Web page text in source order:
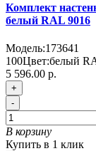
Комплект
белый RAL 9016
Модель:173641
100Цвет:белый
5 596.00 р.
+
-
В корзину
Купить в 1 клик